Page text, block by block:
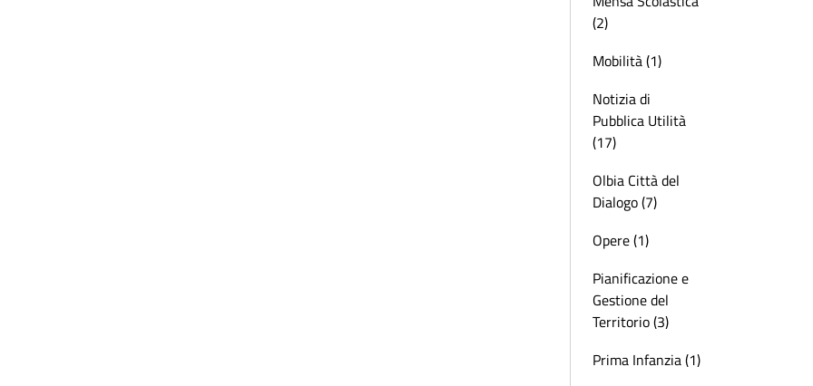
(2)
Mobilità (1)
Notizia di
Pubblica Utilità
(17)
Olbia Città del
Dialogo (7)
Opere (1)
Pianificazione e
Gestione del
Territorio (3)
Prima Infanzia (1)